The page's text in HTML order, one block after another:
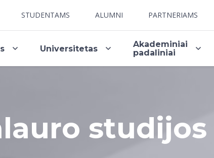
STUDENTAMS ALUMNI PARTNERIAMS
Universitetas
Akademiniai
padaliniai
studijos